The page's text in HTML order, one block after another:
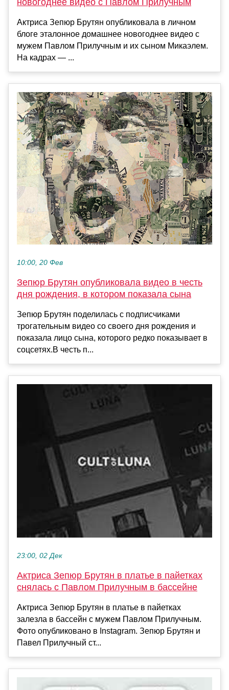
Актриса Зепюр Брутян опубликовала в личном
блоге эталонное домашнее новогоднее видео с
мужем Павлом Прилучным и их сыном Микаэлем.
На кадрах — ...
10:00, 20 Фев
Зепюр Брутян опубликовала видео в честь
дня рождения, в котором показала сына
Зепюр Брутян поделилась с подписчиками
трогательным видео со своего дня рождения и
показала лицо сына, которого редко показывает в
соцсетях.В честь п...
23:00, 02 Дек
Актриса Зепюр Брутян в платье в пайетках
снялась с Павлом Прилучным в бассейне
Актриса Зепюр Брутян в платье в пайетках
залезла в бассейн с мужем Павлом Прилучным.
Фото опубликовано в Instagram. Зепюр Брутян и
Павел Прилучный ст...